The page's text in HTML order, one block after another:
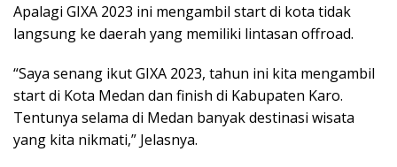
Apalagi GIXA 2023 ini mengambil start di kota tidak
langsung ke daerah yang memiliki lintasan offroad.
“Saya senang ikut GIXA 2023, tahun ini kita mengambil
start di Kota Medan dan finish di Kabupaten Karo.
Tentunya selama di Medan banyak destinasi wisata
yang kita nikmati,” Jelasnya.